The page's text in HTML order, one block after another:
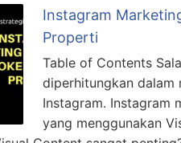
Instagram
Properti
Table of Contents
diperhitungkan dalam
Instagram. Instagram
yang menggunakan